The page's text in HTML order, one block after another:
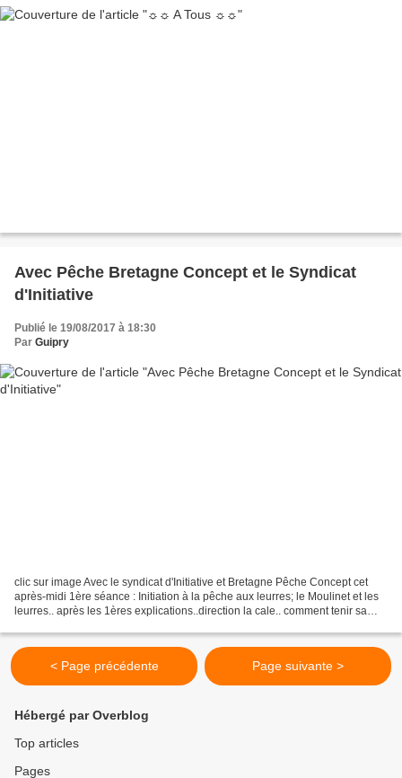
Avec Pêche Bretagne Concept et le Syndicat
d'Initiative
Publié le 19/08/2017 à 18:30
Par Guipry
clic sur image Avec le syndicat d'Initiative et Bretagne Pêche Concept cet
après-midi 1ère séance : Initiation à la pêche aux leurres; le Moulinet et les
leurres.. après les 1ères explications..direction la cale.. comment tenir sa
< Page précédente Page suivante >
Hébergé par Overblog
Top articles
Pages